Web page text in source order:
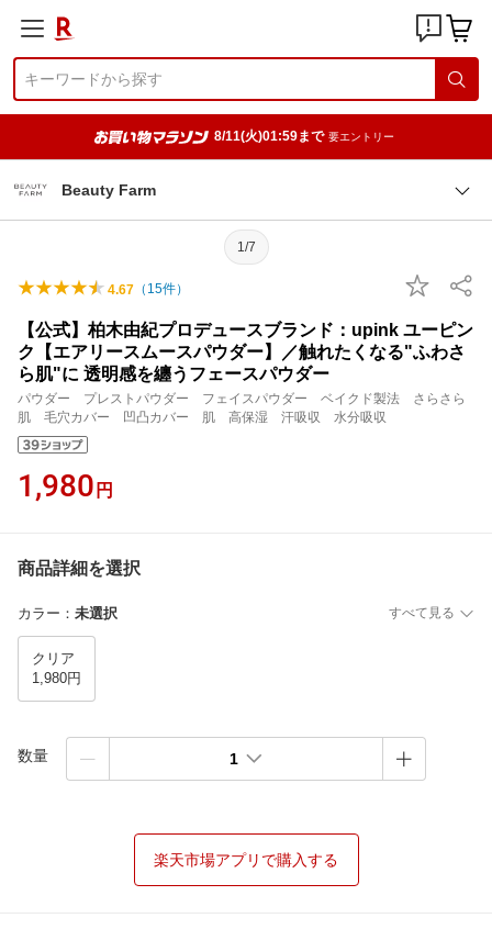
8/11(火)01:59まで 要エントリー
Beauty Farm
1/7
4.67 （ 15件）
【公式】柏木由紀プロデュースブランド：upink ユーピン
ク【エアリースムースパウダー】／触れたくなる"ふわさ
ら肌"に 透明感を纏うフェースパウダー
パウダー プレストパウダー フェイスパウダー ベイクド製法 さらさら
肌 毛穴カバー 凹凸カバー 肌 高保湿 汗吸収 水分吸収
1,980 円
商品詳細を選択
カラー ： 未選択 すべて見る
クリア
1,980円
数量 1
楽天市場アプリで購入する